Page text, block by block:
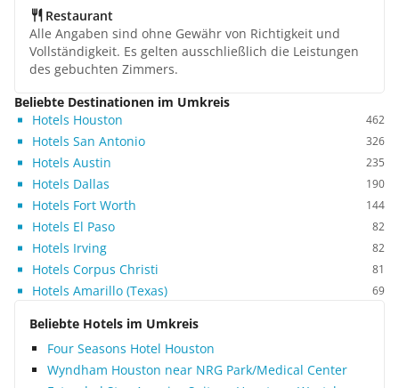
Restaurant
Alle Angaben sind ohne Gewähr von Richtigkeit und
Vollständigkeit. Es gelten ausschließlich die Leistungen
des gebuchten Zimmers.
Beliebte Destinationen im Umkreis
Hotels Houston
462
Hotels San Antonio 326
Hotels Austin 235
Hotels Dallas 190
Hotels Fort Worth 144
Hotels El Paso 82
Hotels Irving 82
Hotels Corpus Christi 81
Hotels Amarillo (Texas) 69
Beliebte Hotels im Umkreis
Four Seasons Hotel Houston
Wyndham Houston near NRG Park/Medical Center